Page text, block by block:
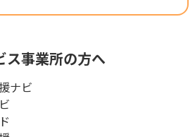
ス事業所の方へ